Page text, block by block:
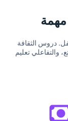
مهمة
دروس الثقافة
والتفاعلي تعليم